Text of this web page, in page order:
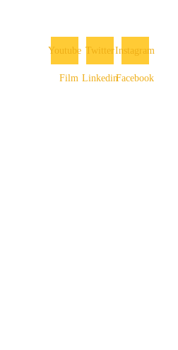
Instagram
Twitter
Youtube
Facebook
Linkedin
Film